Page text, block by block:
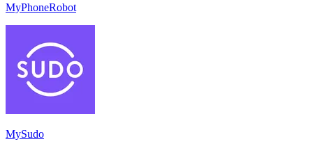
MyPhoneRobot
MySudo